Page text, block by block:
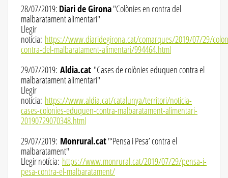
28/07/2019: Diari de Girona"Colònies en contra del
malbaratament alimentari"
Llegir
notícia: https://www.diaridegirona.cat/comarques/2019/07/29/
contra-del-malbaratament-alimentari/994464.html
29/07/2019: Aldia.cat "Cases de colònies eduquen contra el
malbaratament alimentari"
Llegir
notícia: https://www.aldia.cat/catalunya/territori/noticia-
cases-colonies-eduquen-contra-malbaratament-alimentari-
20190729070348.html
29/07/2019: Monrural.cat"‘Pensa i Pesa’ contra el
malbaratament"
Llegir notícia: https://www.monrural.cat/2019/07/29/pensa-i-
pesa-contra-el-malbaratament/